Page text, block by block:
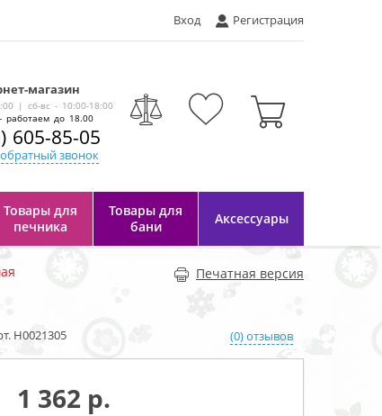
Вход Регистрация
магазин
-| сб-вс - 10:00-18:00
работаем до 18.00
605-85-05
звонок
Товары для
печника
Товары для
бани
Аксессуары
Печатная версия
Н0021305 (0) отзывов
1 362